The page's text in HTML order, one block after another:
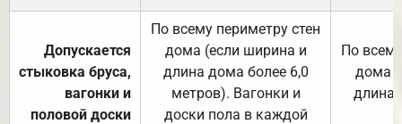
Допускается
стыковка бруса,
вагонки и
половой доски
По всему периметру стен
дома (если ширина и
длина дома более 6,0
метров). Вагонки и
доски пола в каждой
По
дома
длина